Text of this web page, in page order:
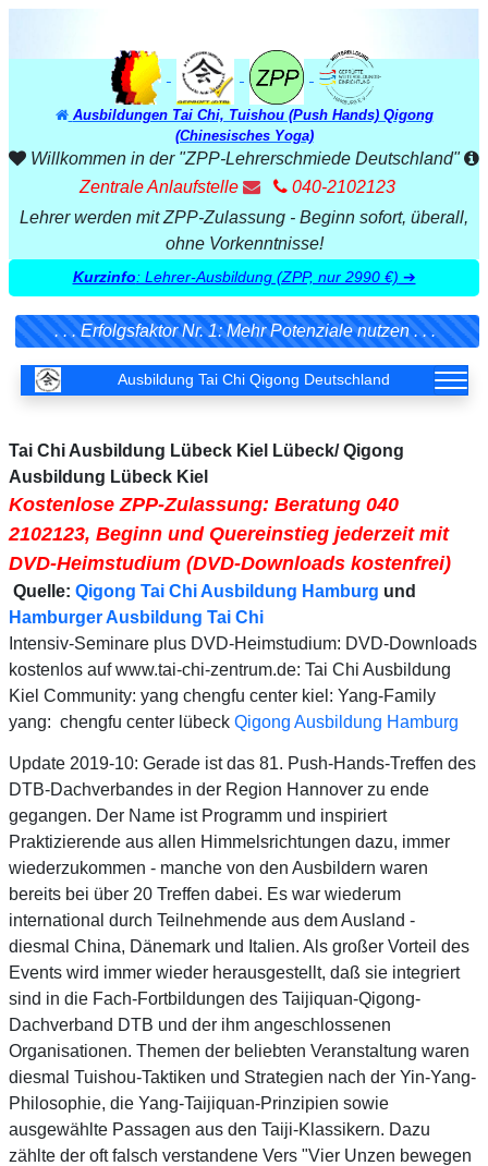
Ausbildungen Tai Chi, Tuishou (Push Hands) Qigong
(Chinesisches Yoga)
Willkommen in der "ZPP-Lehrerschmiede Deutschland"
Zentrale Anlaufstelle
040-2102123
Lehrer werden mit ZPP-Zulassung - Beginn sofort, überall,
ohne Vorkenntnisse!
Kurzinfo: Lehrer-Ausbildung (ZPP, nur 2990 €) ➔
. . . Erfolgsfaktor Nr. 1: Mehr Potenziale nutzen . . .
Ausbildung Tai Chi Qigong Deutschland
Tai Chi Ausbildung Lübeck Kiel Lübeck/ Qigong
Ausbildung Lübeck Kiel
Kostenlose ZPP-Zulassung: Beratung 040
2102123, Beginn und Quereinstieg jederzeit mit
DVD-Heimstudium (DVD-Downloads kostenfrei)
Quelle: Qigong Tai Chi Ausbildung Hamburg und
Hamburger Ausbildung Tai Chi
Intensiv-Seminare plus DVD-Heimstudium: DVD-Downloads
kostenlos auf www.tai-chi-zentrum.de: Tai Chi Ausbildung
Kiel Community: yang chengfu center kiel: Yang-Family
yang: chengfu center lübeck Qigong Ausbildung Hamburg
Update 2019-10: Gerade ist das 81. Push-Hands-Treffen des
DTB-Dachverbandes in der Region Hannover zu ende
gegangen. Der Name ist Programm und inspiriert
Praktizierende aus allen Himmelsrichtungen dazu, immer
wiederzukommen - manche von den Ausbildern waren
bereits bei über 20 Treffen dabei. Es war wiederum
international durch Teilnehmende aus dem Ausland -
diesmal China, Dänemark und Italien. Als großer Vorteil des
Events wird immer wieder herausgestellt, daß sie integriert
sind in die Fach-Fortbildungen des Taijiquan-Qigong-
Dachverband DTB und der ihm angeschlossenen
Organisationen. Themen der beliebten Veranstaltung waren
diesmal Tuishou-Taktiken und Strategien nach der Yin-Yang-
Philosophie, die Yang-Taijiquan-Prinzipien sowie
ausgewählte Passagen aus den Taiji-Klassikern. Dazu
zählte der oft falsch verstandene Vers "Vier Unzen bewegen